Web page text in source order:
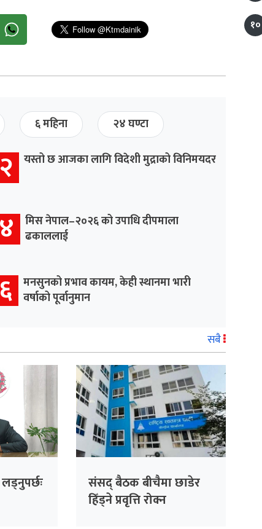
६ महिना २४ घण्टा
२ यस्तो छ आजका लागि विदेशी मुद्राको विनिमयदर
४
मिस नेपाल–२०२६ को उपाधि दीपमाला
ढकाललाई
६ मनसुनको प्रभाव कायम, केही स्थानमा भारी
वर्षाको पूर्वानुमान
सबै
संसद् बैठक बीचैमा छाडेर
हिँड्ने प्रवृत्ति रोक्न
१०